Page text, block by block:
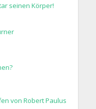
seinen Körper!
von Robert Paulus